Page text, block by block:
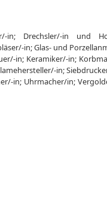
in; Drechsler/-in und
in; Glas- und
in; Keramiker/-in;
in;
in; Uhrmacher/in;